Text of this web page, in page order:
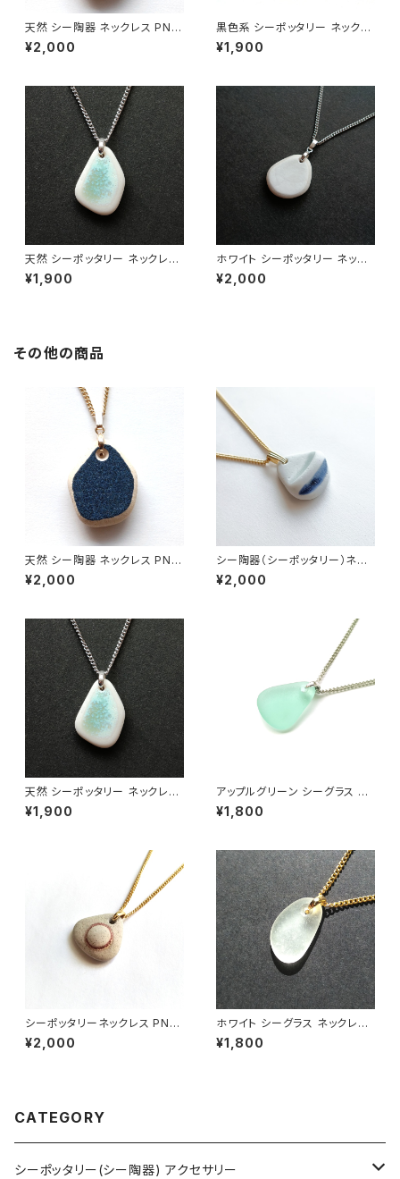
天然 シー陶器 ネックレス PN-
27
¥2,000
黒色系 シーポッタリー ネックレ
ス PN-24
¥1,900
天然 シーポッタリー ネックレス
PN-25
¥1,900
ホワイト シーポッタリー ネック
レス PN-23
¥2,000
その他の商品
天然 シー陶器 ネックレス PN-
27
¥2,000
シー陶器（シーポッタリー）ネッ
クレス PN-20
¥2,000
天然 シーポッタリー ネックレス
PN-25
¥1,900
アップルグリーン シーグラス ネ
ックレス BN-88
¥1,800
シーポッタリーネックレス PN-1
5
¥2,000
ホワイト シーグラス ネックレス
MN-48
¥1,800
CATEGORY
シーポッタリー(シー陶器) アクセサリー